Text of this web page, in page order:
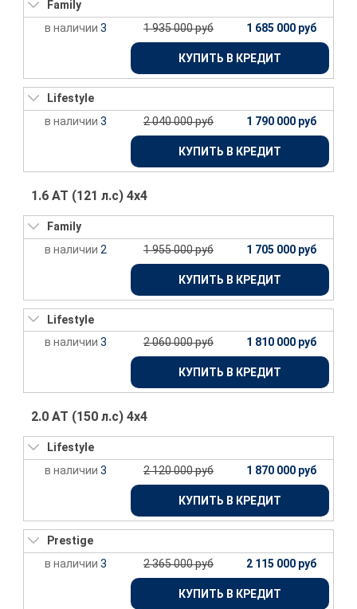
Family
3
1 935 000 руб 1 685 000 руб
КУПИТЬ В КРЕДИТ
Lifestyle
3
2 040 000 руб 1 790 000 руб
КУПИТЬ В КРЕДИТ
1.6 АТ (121 л.с) 4х4
Family
2
1 955 000 руб 1 705 000 руб
КУПИТЬ В КРЕДИТ
Lifestyle
3
2 060 000 руб 1 810 000 руб
КУПИТЬ В КРЕДИТ
2.0 АТ (150 л.с) 4х4
Lifestyle
3
2 120 000 руб 1 870 000 руб
КУПИТЬ В КРЕДИТ
Prestige
3
2 365 000 руб 2 115 000 руб
КУПИТЬ В КРЕДИТ